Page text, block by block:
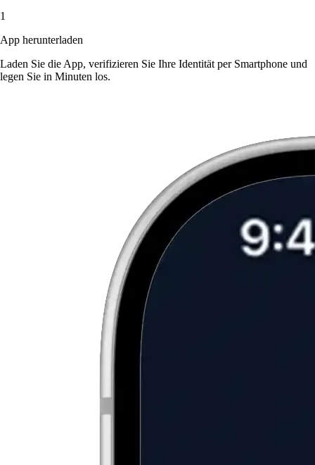
1
App herunterladen
Laden Sie die App, verifizieren Sie Ihre Identität per Smartphone und
legen Sie in Minuten los.